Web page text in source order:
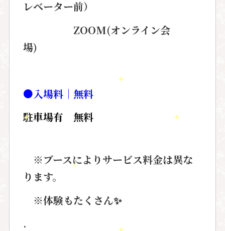
レベーター前）
ZOOM(オンライン会
場)
●入場料│ 無料
駐車場有 無料
※ブースによりサービス料金は異な
ります。
※体験もたくさん✨
.